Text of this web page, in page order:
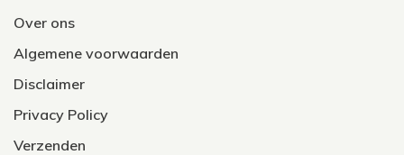
Over ons
Algemene voorwaarden
Disclaimer
Privacy Policy
Verzenden